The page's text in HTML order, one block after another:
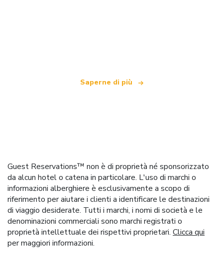
Saperne di più
Guest Reservations™ non è di proprietà né sponsorizzato
da alcun hotel o catena in particolare. L'uso di marchi o
informazioni alberghiere è esclusivamente a scopo di
riferimento per aiutare i clienti a identificare le destinazioni
di viaggio desiderate. Tutti i marchi, i nomi di società e le
denominazioni commerciali sono marchi registrati o
proprietà intellettuale dei rispettivi proprietari. Clicca qui
per maggiori informazioni.